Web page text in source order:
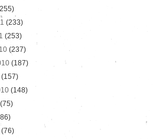
(233)
(253)
(237)
(187)
(157)
(148)
(75)
(76)